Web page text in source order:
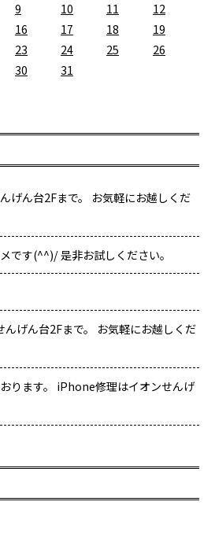
9 10 11
12
16 17 18
19
23 24 25
26
30 31
げん台2Fまで。 お気軽にお越しくだ
です(^^)/ 是非お試しください。
げん台2Fまで。 お気軽にお越しくだ
ります。 iPhone修理はイオンせんげ